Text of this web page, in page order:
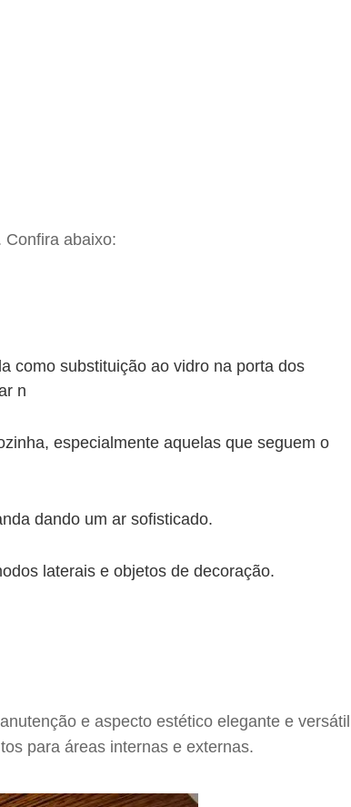
Confira abaixo:
como substituição ao vidro na porta dos
n
especialmente aquelas que seguem o
dando um ar sofisticado.
laterais e objetos de decoração.
e aspecto estético elegante e
para áreas internas e externas.